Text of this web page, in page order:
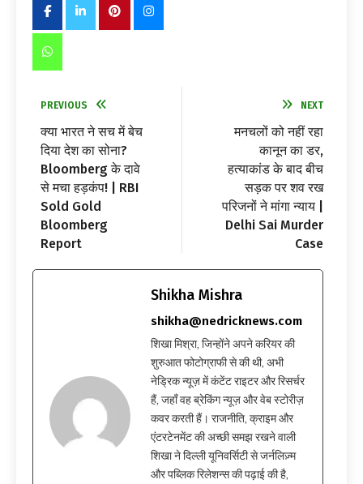
PREVIOUS
क्या भारत ने सच में बेच
दिया देश का सोना?
Bloomberg के दावे
से मचा हड़कंप! | RBI
Sold Gold
Bloomberg
Report
NEXT
मनचलों को नहीं रहा
कानून का डर,
हत्याकांड के बाद बीच
सड़क पर शव रख
परिजनों ने मांगा न्याय |
Delhi Sai Murder
Case
Shikha Mishra
shikha@nedricknews.com
शिखा मिश्रा, जिन्होंने अपने करियर की
शुरुआत फोटोग्राफी से की थी, अभी
नेड्रिक न्यूज़ में कंटेंट राइटर और रिसर्चर
हैं, जहाँ वह ब्रेकिंग न्यूज़ और वेब स्टोरीज़
कवर करती हैं। राजनीति, क्राइम और
एंटरटेनमेंट की अच्छी समझ रखने वाली
शिखा ने दिल्ली यूनिवर्सिटी से जर्नलिज़्म
और पब्लिक रिलेशन्स की पढ़ाई की है,